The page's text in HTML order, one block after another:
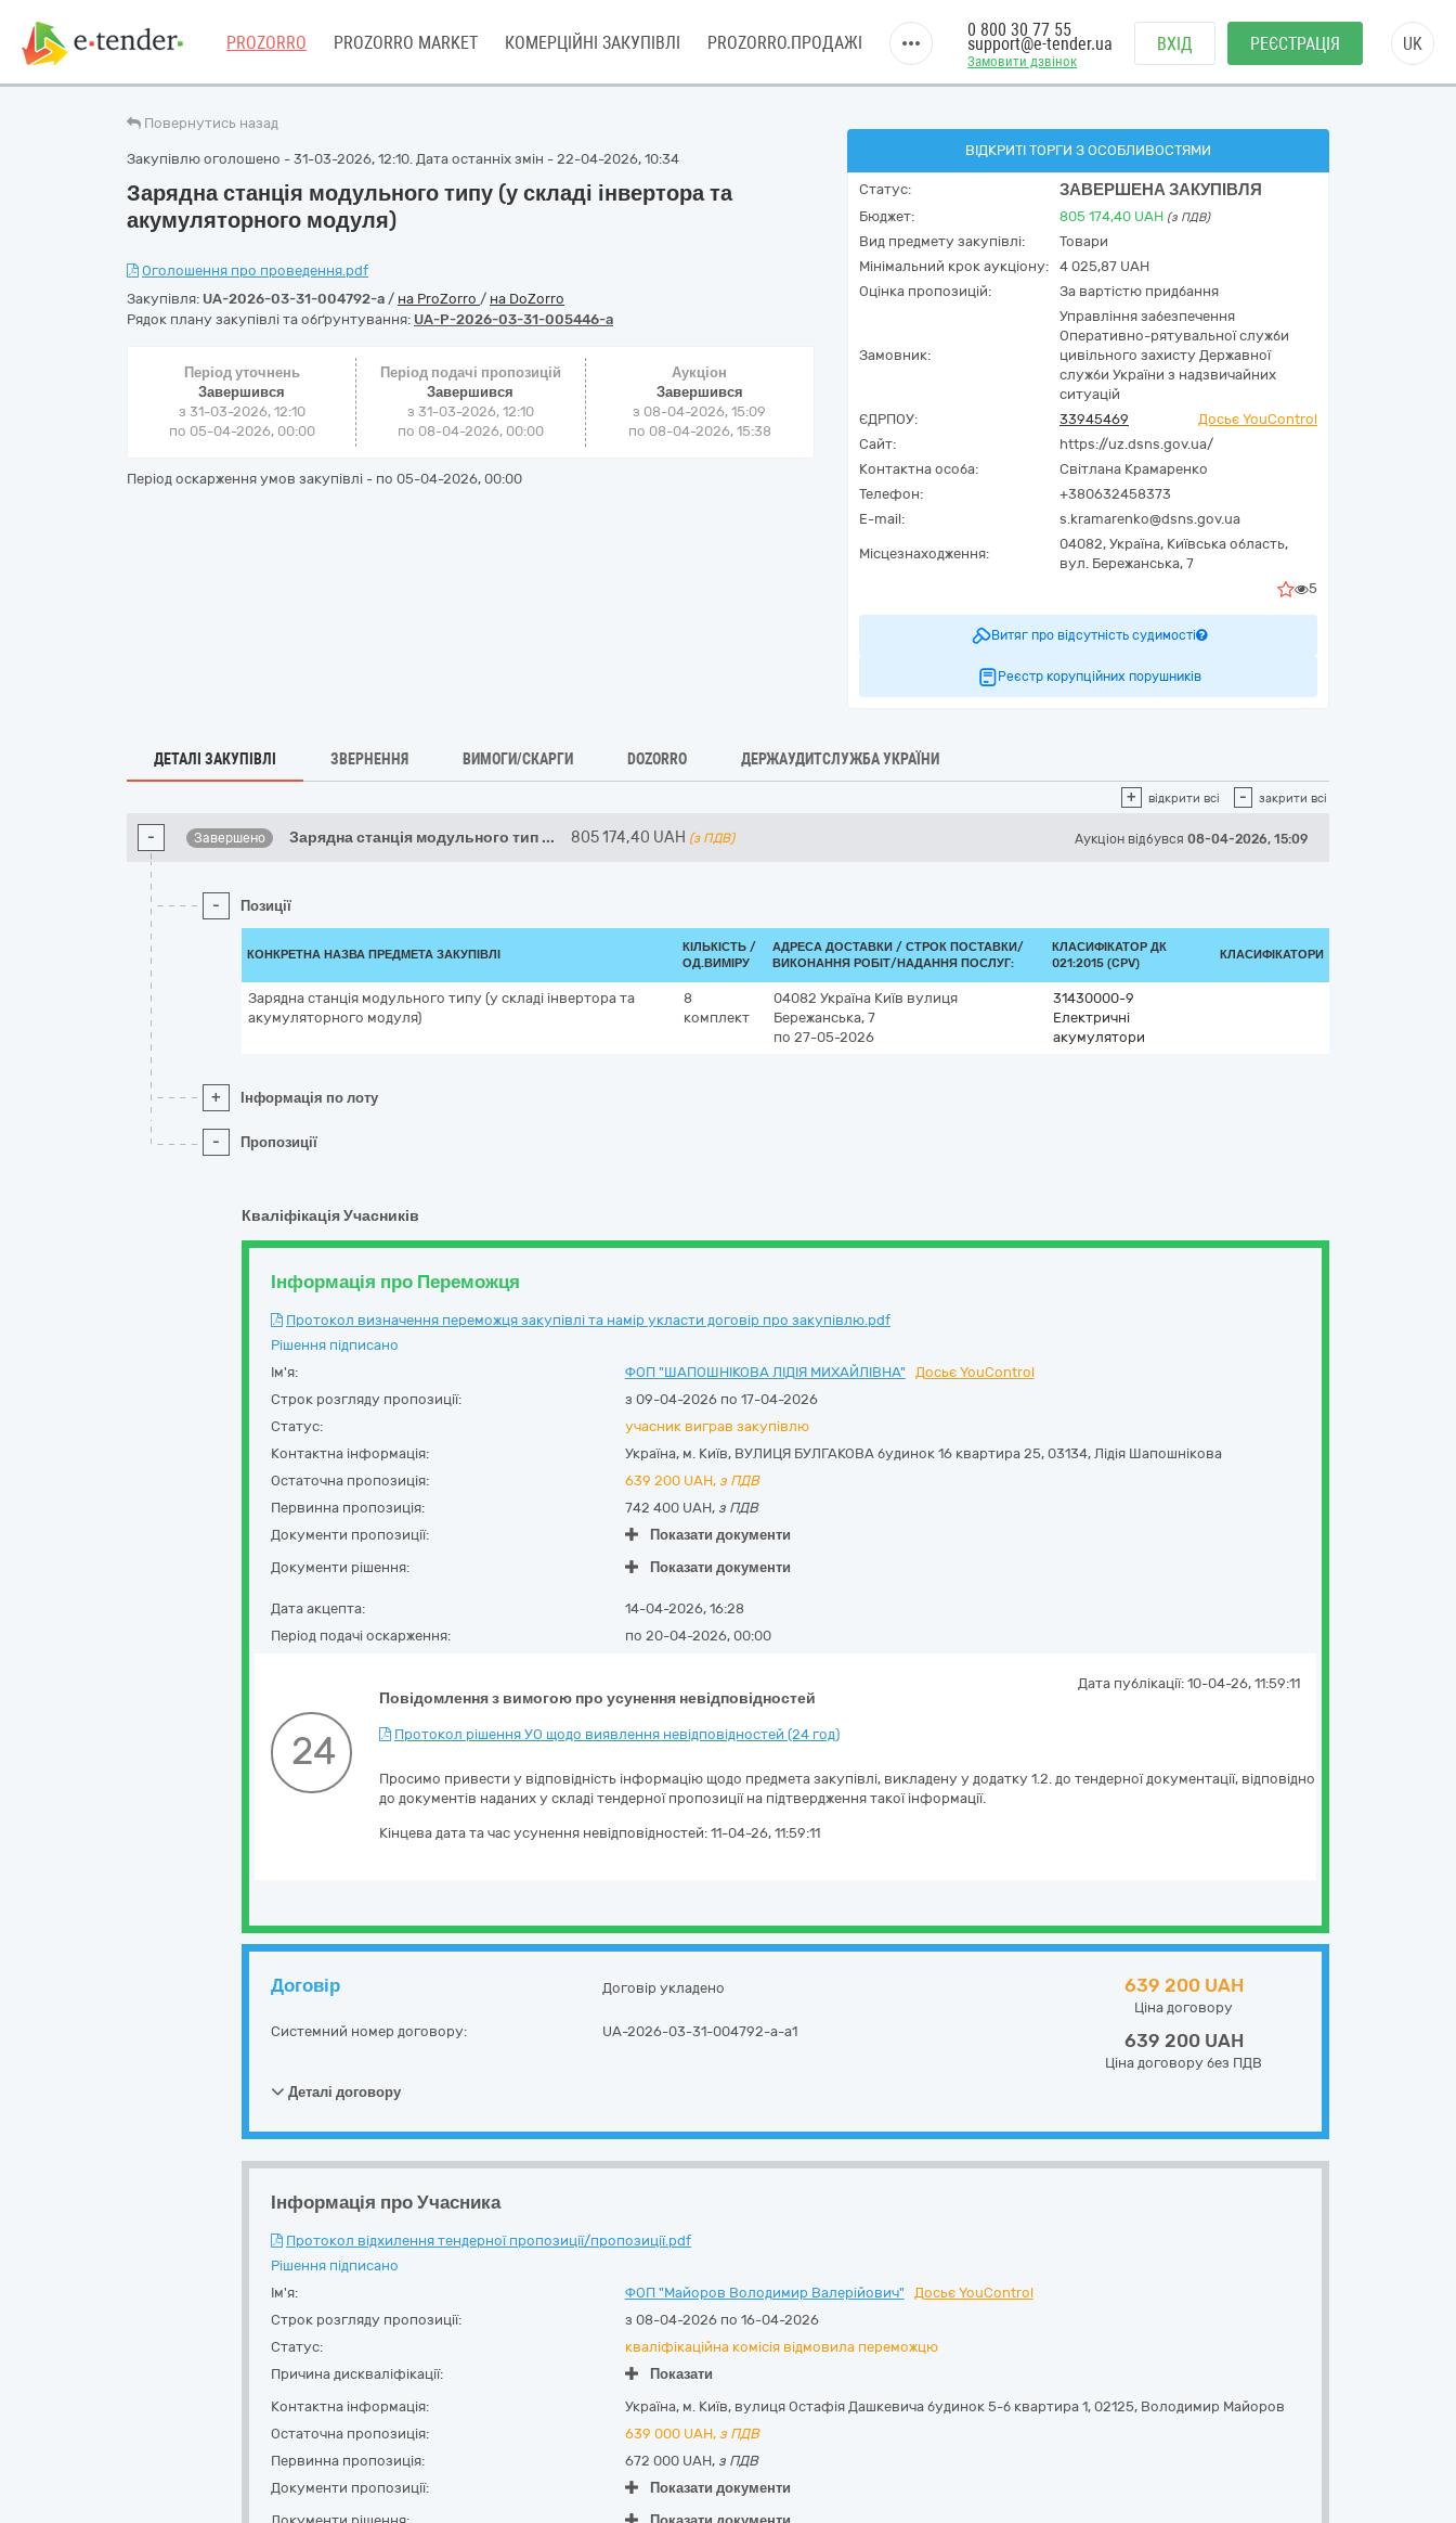
PROZORRO PROZORRO MARKET КОМЕРЦІЙНІ ЗАКУПІВЛІ PROZORRO.ПРОДАЖІ
Замовити дзвінок
0 800 30 77 55
support@e-tender.ua ВХІД РЕЄСТРАЦІЯ UK
Повернутись назад
Закупівлю оголошено - 31-03-2026, 12:10. Дата останніх змін - 22-04-2026, 10:34
Зарядна станція модульного типу (у складі інвертора та
акумуляторного модуля)
Оголошення про проведення.pdf
Закупівля: UA-2026-03-31-004792-a / на ProZorro / на DoZorro
Рядок плану закупівлі та обґрунтування: UA-P-2026-03-31-005446-a
Період уточнень
Завершився
з 31-03-2026, 12:10
по 05-04-2026, 00:00
Період подачі пропозицій
Завершився
з 31-03-2026, 12:10
по 08-04-2026, 00:00
Аукціон
Завершився
з 08-04-2026, 15:09
по 08-04-2026, 15:38
Період оскарження умов закупівлі - по 05-04-2026, 00:00
ВІДКРИТІ ТОРГИ З ОСОБЛИВОСТЯМИ
Статус: ЗАВЕРШЕНА ЗАКУПІВЛЯ
Бюджет: 805 174,40 UAH (з ПДВ)
Вид предмету закупівлі:
Товари
Мінімальний крок аукціону:
4 025,87 UAH
Оцінка пропозицій:
За вартістю придбання
Замовник:
Управління забезпечення
Оперативно-рятувальної служби
цивільного захисту Державної
служби України з надзвичайних
ситуацій
ЄДРПОУ:
33945469
Досьє YouControl
Сайт:
https://uz.dsns.gov.ua/
Контактна особа:
Світлана Крамаренко
Телефон:
+380632458373
E-mail:
s.kramarenko@dsns.gov.ua
Місцезнаходження:
04082, Україна, Київська область,
вул. Бережанська, 7
5
Витяг про відсутність судимості
Реєстр корупційних порушників
ДЕТАЛІ ЗАКУПІВЛІ ЗВЕРНЕННЯ ВИМОГИ/СКАРГИ DOZORRO ДЕРЖАУДИТСЛУЖБА УКРАЇНИ
+ відкрити всі - закрити всі
- Завершено Зарядна станція модульного тип ... 805 174,40 UAH (з ПДВ) Аукціон відбувся 08-04-2026, 15:09
- Позиції
КОНКРЕТНА НАЗВА ПРЕДМЕТА ЗАКУПІВЛІ
КІЛЬКІСТЬ /
ОД.ВИМІРУ
АДРЕСА ДОСТАВКИ / СТРОК ПОСТАВКИ/
ВИКОНАННЯ РОБІТ/НАДАННЯ ПОСЛУГ:
КЛАСИФІКАТОР ДК
021:2015 (CPV)
КЛАСИФІКАТОРИ
Зарядна станція модульного типу (у складі інвертора та
акумуляторного модуля)
8
комплект
04082 Україна Київ вулиця
Бережанська, 7
по 27-05-2026
31430000-9
Електричні
акумулятори
+ Інформація по лоту
- Пропозиції
Кваліфікація Учасників
Інформація про Переможця
Протокол визначення переможця закупівлі та намір укласти договір про закупівлю.pdf
Рішення підписано
Ім'я:
ФОП "ШАПОШНІКОВА ЛІДІЯ МИХАЙЛІВНА"
Досьє YouControl
Строк розгляду пропозиції:
з 09-04-2026 по 17-04-2026
Статус:
учасник виграв закупівлю
Контактна інформація:
Україна, м. Київ, ВУЛИЦЯ БУЛГАКОВА будинок 16 квартира 25, 03134, Лідія Шапошнікова
Остаточна пропозиція:
639 200 UAH, з ПДВ
Первинна пропозиція:
742 400 UAH, з ПДВ
Документи пропозиції:
Показати документи
Документи рішення:
Показати документи
Дата акцепта:
14-04-2026, 16:28
Період подачі оскарження:
по 20-04-2026, 00:00
Повідомлення з вимогою про усунення невідповідностей
Дата публікації: 10-04-26, 11:59:11
24 Протокол рішення УО щодо виявлення невідповідностей (24 год)
Просимо привести у відповідність інформацію щодо предмета закупівлі, викладену у додатку 1.2. до тендерної документації, відповідно
до документів наданих у складі тендерної пропозиції на підтвердження такої інформації.
Кінцева дата та час усунення невідповідностей: 11-04-26, 11:59:11
Договір Договір укладено
Системний номер договору: UA-2026-03-31-004792-a-a1
639 200 UAH
Ціна договору
639 200 UAH
Ціна договору без ПДВ
Деталі договору
Інформація про Учасника
Протокол відхилення тендерної пропозиції/пропозиції.pdf
Рішення підписано
Ім'я:
ФОП "Майоров Володимир Валерійович"
Досьє YouControl
Строк розгляду пропозиції:
з 08-04-2026 по 16-04-2026
Статус:
кваліфікаційна комісія відмовила переможцю
Причина дискваліфікації:
Показати
Контактна інформація:
Україна, м. Київ, вулиця Остафія Дашкевича будинок 5-б квартира 1, 02125, Володимир Майоров
Остаточна пропозиція:
639 000 UAH, з ПДВ
Первинна пропозиція:
672 000 UAH, з ПДВ
Документи пропозиції:
Показати документи